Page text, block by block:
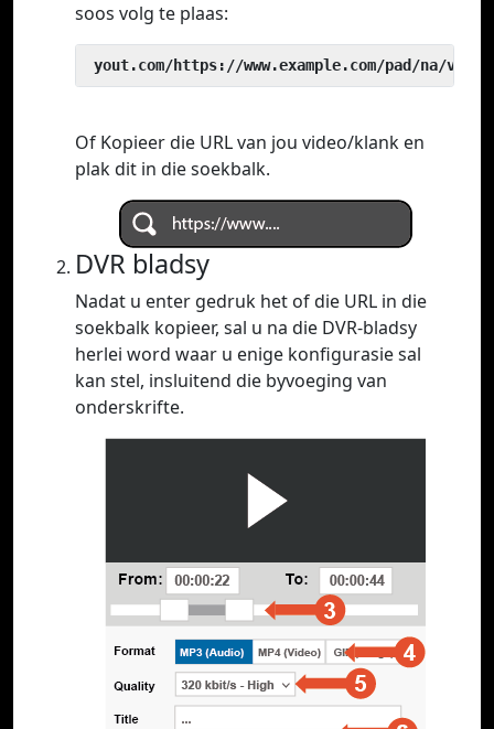
soos volg te plaas:
yout.com/https://www.example.com/pad/na/video
Of Kopieer die URL van jou video/klank en
plak dit in die soekbalk.
DVR bladsy
Nadat u enter gedruk het of die URL in die
soekbalk kopieer, sal u na die DVR-bladsy
herlei word waar u enige konfigurasie sal
kan stel, insluitend die byvoeging van
onderskrifte.